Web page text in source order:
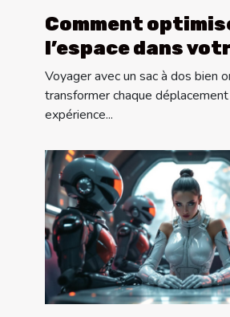
Comment
l’espace dans
dos pour les longs
voyages ?
Voyager avec un sac à dos bien
transformer chaque
expérience...